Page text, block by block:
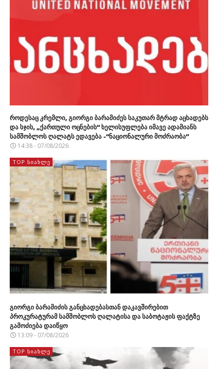
როდესაც კრემლი, გიორგი ბარამიძეს საკუთარ მტრად აცხადებს
და სჯის, „ქართული ოცნების“ ხელისუფლება იმავე ადამიანს
სამშობლოს ღალატს ედავება -“ნაციონალური მოძრაობა”
14:38 - 07/08/2026
TOP ᲡᲘᲐᲮᲚᲔ
გიორგი ბარამიძის განცხადებასთან დაკავშირებით
პროკურატურამ სამშობლოს ღალატისა და საბოტაჟის ფაქტზე
გამოძიება დაიწყო
13:09 - 07/08/2026
TOP ᲡᲘᲐᲮᲚᲔ